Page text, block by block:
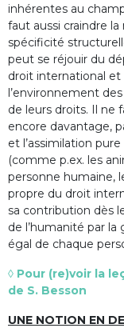
inhérentes au
faut aussi craindre
spécificité
peut se réjouir du
droit international et
l’environnement
de leurs droits. Il ne
encore davantage,
et l’assimilation
(comme p.ex. les
personne humaine,
propre du droit
sa contribution dès
de l’humanité par
égal de chaque
◊ Pour (re)voir la
de S. Besson
UNE NOTION EN